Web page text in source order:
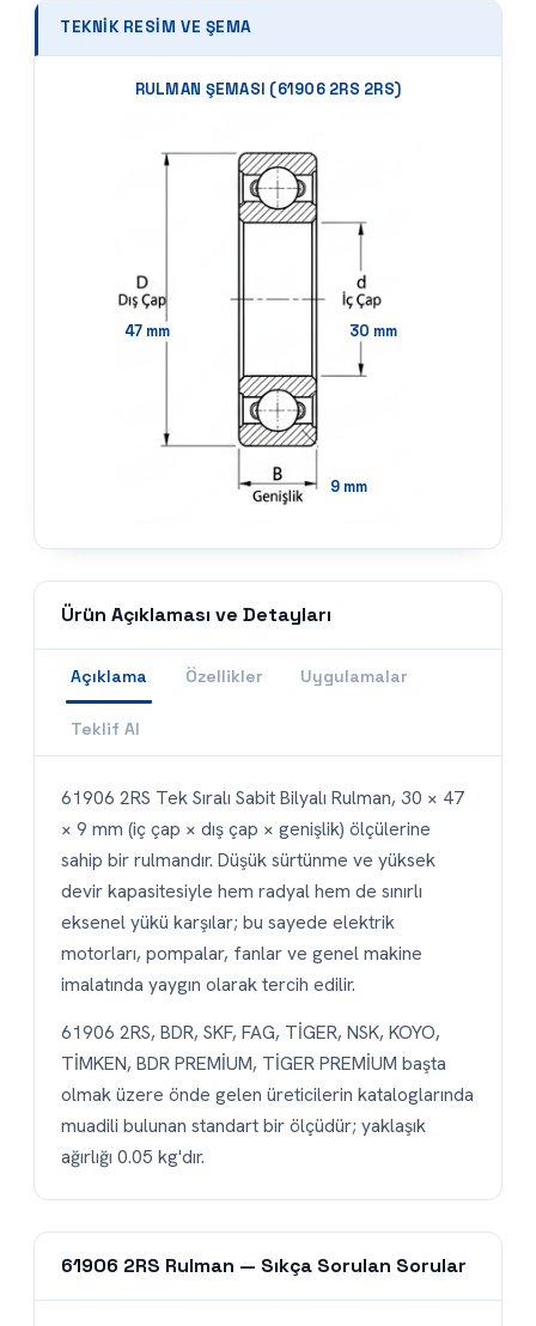
TEKNIK RESIM VE ŞEMA
RULMAN ŞEMASI (61906 2RS 2RS)
47mm 30 mm
9 mm
Ürün Açıklaması ve Detayları
Açıklama Özellikler Uygulamalar
Teklif Al
61906 2RS Tek Sıralı Sabit Bilyalı Rulman, 30 × 47
× 9 mm (iç çap × dış çap × genişlik) ölçülerine
sahip bir rulmandır. Düşük sürtünme ve yüksek
devir kapasitesiyle hem radyal hem de sınırlı
eksenel yükü karşılar; bu sayede elektrik
motorları, pompalar, fanlar ve genel makine
imalatında yaygın olarak tercih edilir.
61906 2RS, BDR, SKF, FAG, TİGER, NSK, KOYO,
TİMKEN, BDR PREMİUM, TİGER PREMİUM başta
olmak üzere önde gelen üreticilerin kataloglarında
muadili bulunan standart bir ölçüdür; yaklaşık
ağırlığı 0.05 kg'dır.
61906 2RS Rulman — Sıkça Sorulan Sorular